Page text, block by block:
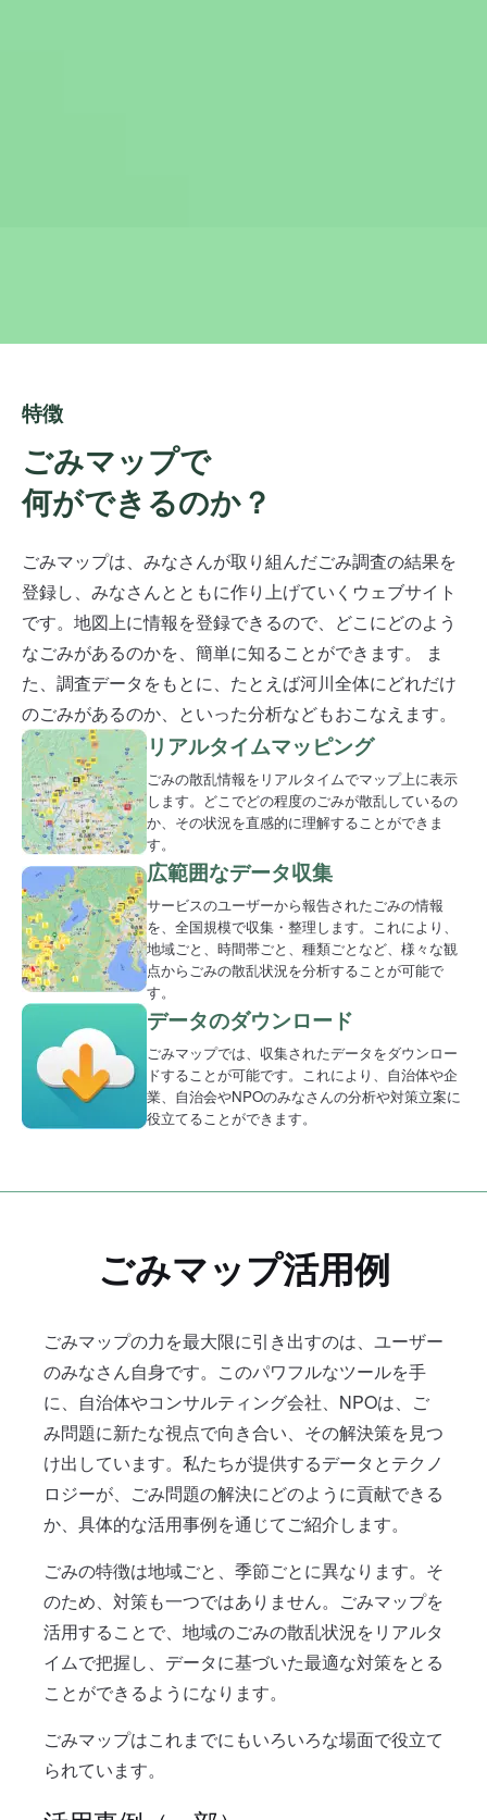
特徴
ごみマップで
何ができるのか？
ごみマップは、みなさんが取り組んだごみ調査の結果を
登録し、みなさんとともに作り上げていくウェブサイト
です。地図上に情報を登録できるので、どこにどのよう
なごみがあるのかを、簡単に知ることができます。 ま
た、調査データをもとに、たとえば河川全体にどれだけ
のごみがあるのか、といった分析などもおこなえます。
リアルタイムマッピング
ごみの散乱情報をリアルタイムでマップ上に表示
します。どこでどの程度のごみが散乱しているの
か、その状況を直感的に理解することができま
す。
広範囲なデータ収集
サービスのユーザーから報告されたごみの情報
を、全国規模で収集・整理します。これにより、
地域ごと、時間帯ごと、種類ごとなど、様々な観
点からごみの散乱状況を分析することが可能で
す。
データのダウンロード
ごみマップでは、収集されたデータをダウンロー
ドすることが可能です。これにより、自治体や企
業、自治会やNPOのみなさんの分析や対策立案に
役立てることができます。
ごみマップ活用例
ごみマップの力を最大限に引き出すのは、ユーザー
のみなさん自身です。このパワフルなツールを手
に、自治体やコンサルティング会社、NPOは、ご
み問題に新たな視点で向き合い、その解決策を見つ
け出しています。私たちが提供するデータとテクノ
ロジーが、ごみ問題の解決にどのように貢献できる
か、具体的な活用事例を通じてご紹介します。
ごみの特徴は地域ごと、季節ごとに異なります。そ
のため、対策も一つではありません。ごみマップを
活用することで、地域のごみの散乱状況をリアルタ
イムで把握し、データに基づいた最適な対策をとる
ことができるようになります。
ごみマップはこれまでにもいろいろな場面で役立て
られています。